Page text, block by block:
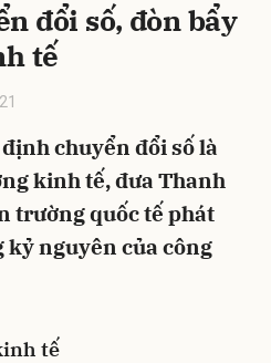
đổi số, đòn bẩy
tế
chuyển đổi số là
kinh tế, đưa Thanh
trường quốc tế phát
nguyên của công
tế
Hủy